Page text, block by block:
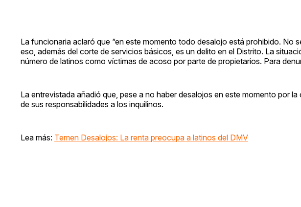
La funcionaria aclaró que “en este momento todo desalojo está prohibido. No
eso, además del corte de servicios básicos, es un delito en el Distrito. La
número de latinos como víctimas de acoso por parte de propietarios. Para
La entrevistada añadió que, pese a no haber desalojos en este momento por
de sus responsabilidades a los inquilinos.
Lea más: Temen Desalojos: La renta preocupa a latinos del DMV